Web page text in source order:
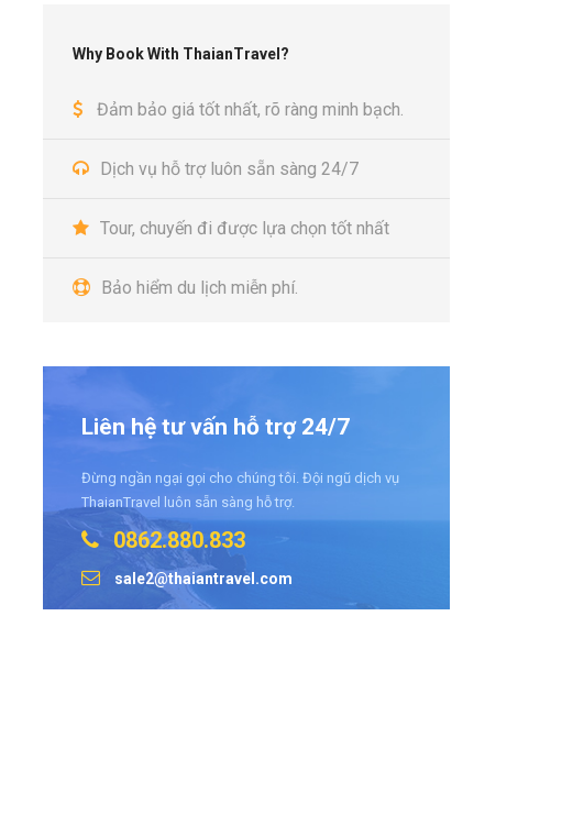
Why Book With ThaianTravel?
Đảm bảo giá tốt nhất, rõ ràng minh bạch.
Dịch vụ hỗ trợ luôn sẵn sàng 24/7
Tour, chuyến đi được lựa chọn tốt nhất
Bảo hiểm du lịch miễn phí.
Liên hệ tư vấn hỗ trợ 24/7
Đừng ngần ngại gọi cho chúng tôi. Đội ngũ dịch vụ
ThaianTravel luôn sẵn sàng hỗ trợ.
0862.880.833
sale2@thaiantravel.com